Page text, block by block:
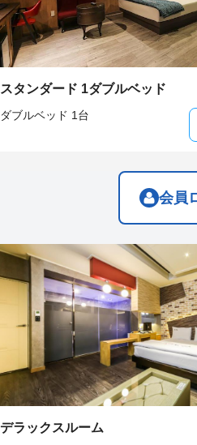
and
select
a
date.
Press
question
key
and
select
a
date.
Press
question
for
スタンダード 1ダブルベッド
ダブルベッド 1台
会員
デラックスルーム